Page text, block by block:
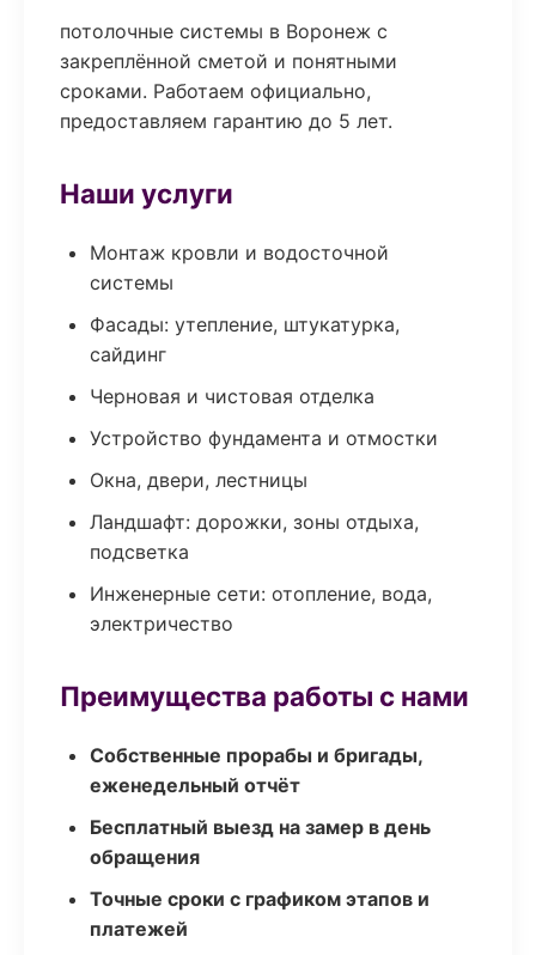
потолочные системы в Воронеж с
закреплённой сметой и понятными
сроками. Работаем официально,
предоставляем гарантию до 5 лет.
Наши услуги
Монтаж кровли и водосточной
системы
Фасады: утепление, штукатурка,
сайдинг
Черновая и чистовая отделка
Устройство фундамента и отмостки
Окна, двери, лестницы
Ландшафт: дорожки, зоны отдыха,
подсветка
Инженерные сети: отопление, вода,
электричество
Преимущества работы с нами
Собственные прорабы и бригады,
еженедельный отчёт
Бесплатный выезд на замер в день
обращения
Точные сроки с графиком этапов и
платежей